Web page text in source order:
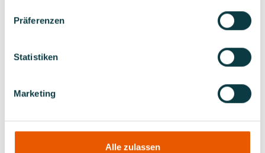
Präferenzen
Statistiken
Marketing
Alle zulassen